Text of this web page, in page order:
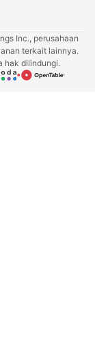
Inc., perusahaan
terkait lainnya.
hak dilindungi.